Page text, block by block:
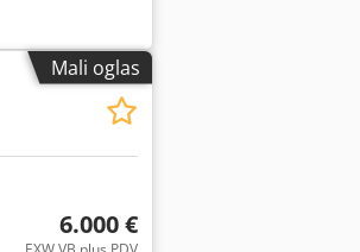
Mali oglas
6.000 €